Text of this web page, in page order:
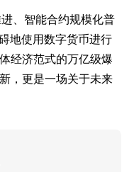
、智能合约规模化普
地使用数字货币进行
经济范式的万亿级爆
，更是一场关于未来